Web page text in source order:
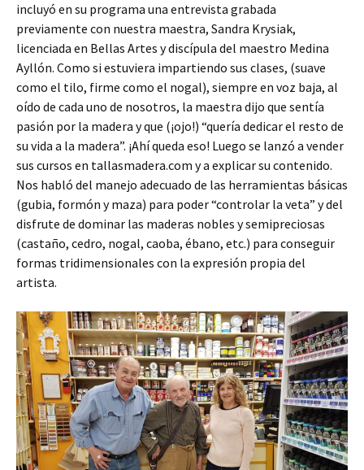
incluyó en su programa una entrevista grabada
previamente con nuestra maestra, Sandra Krysiak,
licenciada en Bellas Artes y discípula del maestro Medina
Ayllón. Como si estuviera impartiendo sus clases, (suave
como el tilo, firme como el nogal), siempre en voz baja, al
oído de cada uno de nosotros, la maestra dijo que sentía
pasión por la madera y que (¡ojo!) “quería dedicar el resto de
su vida a la madera”. ¡Ahí queda eso! Luego se lanzó a vender
sus cursos en tallasmadera.com y a explicar su contenido.
Nos habló del manejo adecuado de las herramientas básicas
(gubia, formón y maza) para poder “controlar la veta” y del
disfrute de dominar las maderas nobles y semipreciosas
(castaño, cedro, nogal, caoba, ébano, etc.) para conseguir
formas tridimensionales con la expresión propia del
artista.